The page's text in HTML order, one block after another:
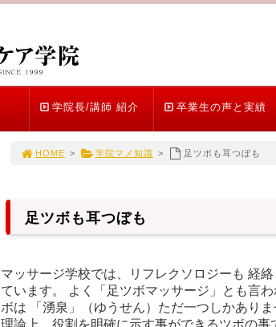
学院長/講師 紹介 卒業生の声と実績
HOME > 学院マメ知識 > 足ツボも耳つぼも
足ツボも耳つぼも
マッサージ学校では、リフレクソロジーも 経
ています。 よく「足ツボマッサージ」とも言
ボは 「湧泉」（ゆうせん）ただ一つしかあり
理論上、役割を明確に示す事ができるツボの